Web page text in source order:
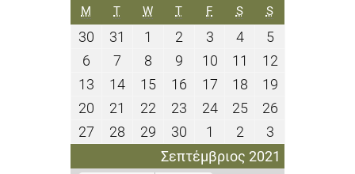
Σεπτέμβριος 2021
M ΔΕΥΤΈΡΑ
TΤΡΊΤΗ
WΤΕΤΆΡΤΗ
TΠΈΜΠΤΗ
FΠΑΡΑΣΚΕΥΉ
SΣΆΒΒΑΤΟ
SΚΥΡΙΑΚΉ
30
Αυγούστου
2021
31
Αυγούστου
2021
1
Σεπτεμβρίου
2021
2
Σεπτεμβρίου
2021
33
Σεπτεμβρίου
2021
44
Σεπτεμβρίου
2021
55
2021
6
Σεπτεμβρίου
2021
7
Σεπτεμβρίου
2021
8
Σεπτεμβρίου
2021
9
Σεπτεμβρίου
2021
1010
Σεπτεμβρίου
2021
11
Σεπτεμβρίου
2021
1212
13
Σεπτεμβρίου
2021
1414
Σεπτεμβρίου
2021
1515
Σεπτεμβρίου
2021
16
Σεπτεμβρίου
2021
1717
Σεπτεμβρίου
2021
1818
Σεπτεμβρίου
2021
1919
2021
20
Σεπτεμβρίου
2021
21
Σεπτεμβρίου
2021
22
Σεπτεμβρίου
2021
23
Σεπτεμβρίου
2021
2424
Σεπτεμβρίου
2021
2525
Σεπτεμβρίου
2021
2626
2021
27
Σεπτεμβρίου
28
Σεπτεμβρίου
29
Σεπτεμβρίου
2021
30
Σεπτεμβρίου
2021
1
Οκτωβρίου
2021
22
Οκτωβρίου
2021
33
Οκτωβρίου
2021